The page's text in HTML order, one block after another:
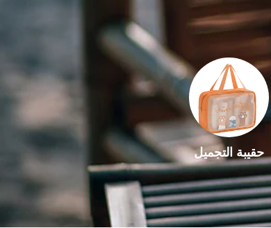
حقيبة التجميل كيس بربطة